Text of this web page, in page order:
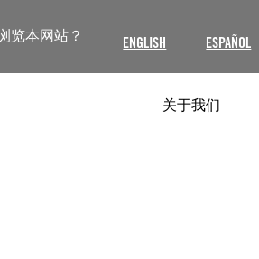
览本网站？ ENGLISH ESPAÑOL
关于我们